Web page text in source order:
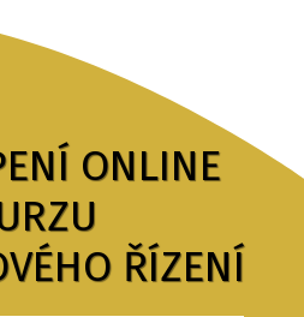
ONLINE
ŘÍZENÍ